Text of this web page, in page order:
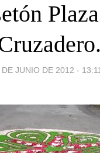
DE JUNIO DE 2012 -